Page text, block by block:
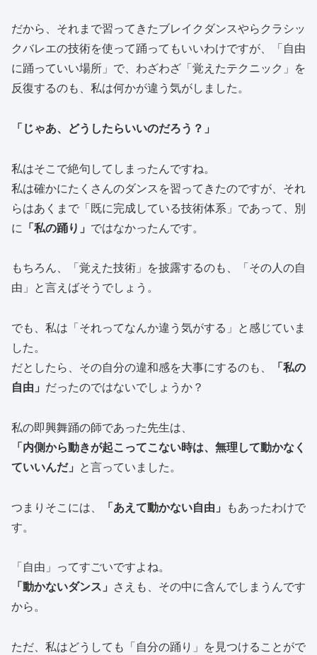
だから、それまで習ってきたブレイクダンスやらクラシッ
クバレエの技術を使って踊ってもいいわけですが、「自由
に踊っていい場所」で、わざわざ「覚えたテクニック」を
反復するのも、私は何かが違う気がしました。
「じゃあ、どうしたらいいのだろう？」
私はそこで絶句してしまったんですね。
私は確かにたくさんのダンスを習ってきたのですが、それ
らはあくまで「既に完成している技術体系」であって、別
に
「私の踊り」 ではなかったんです。
もちろん、「覚えた技術」を披露するのも、「その人の自
由」と言えばそうでしょう。
でも、私は「それってなんか違う気がする」と感じていま
した。
だとしたら、その自分の違和感を大事にするのも、
「私の
自由」 だったのではないでしょうか？
私の即興舞踊の師であった先生は、
「内側から動きが起こってこない時は、無理して動かなく
ていいんだ」
と言っていました。
つまりそこには、 「あえて動かない自由」
もあったわけで
す。
「自由」ってすごいですよね。
「動かないダンス」
さえも、その中に含んでしまうんです
から。
ただ、私はどうしても「自分の踊り」を見つけることがで